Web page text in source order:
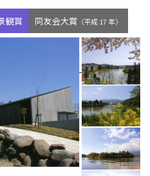
観賞 同友会大賞 〈平成 17 年〉